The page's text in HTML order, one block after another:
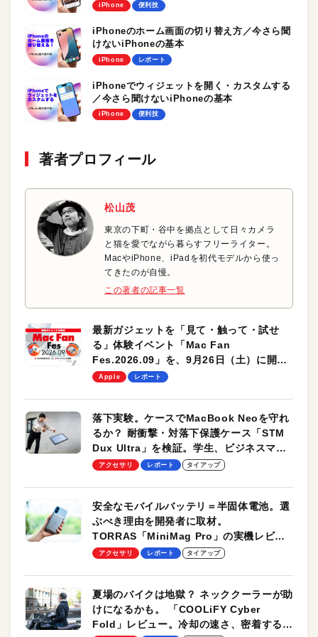
iPhone 便利技
iPhoneのホーム画面の切り替え方／今さら聞
けないiPhoneの基本
iPhone レポート
iPhoneでウィジェットを開く・カスタムする
／今さら聞けないiPhoneの基本
iPhone 便利技
著者プロフィール
松山茂
東京の下町・谷中を拠点として日々カメラ
と猫を愛でながら暮らすフリーライター。
MacやiPhone、iPadを初代モデルから使っ
てきたのが自慢。
この著者の記事一覧
最新ガジェットを「見て・触って・試せ
る」体験イベント「Mac Fan
Fes.2026.09」を、9月26日（土）に開催
します！
Apple レポート
落下実験。ケースでMacBook Neoを守れ
るか？ 耐衝撃・対落下保護ケース「STM
Dux Ultra」を検証。学生、ビジネスマン
のモバイルユースに最適！
アクセサリ レポート タイアップ
安全なモバイルバッテリ＝半固体電池。選
ぶべき理由を開発者に取材。
TORRAS「MiniMag Pro」の実機レビュ
ーも
アクセサリ レポート タイアップ
夏場のバイクは地獄？ ネッククーラーが助
けになるかも。 「COOLiFY Cyber
Fold」レビュー。冷却の速さ、密着する冷